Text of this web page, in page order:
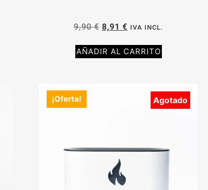
9,90€ 8,91 € IVA INCL.
AÑADIR AL CARRITO
¡Oferta! Agotado